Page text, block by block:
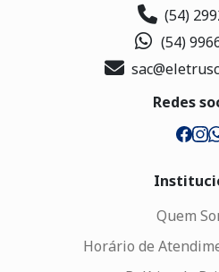
(54)
(54)
Redes
Quem
Horário de